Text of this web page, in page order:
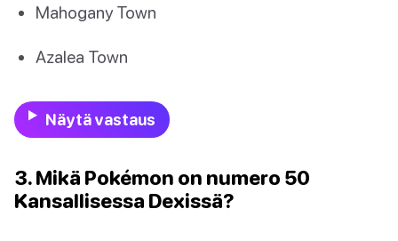
Mahogany Town
Azalea Town
Näytä vastaus
3. Mikä Pokémon on numero 50
Kansallisessa Dexissä?